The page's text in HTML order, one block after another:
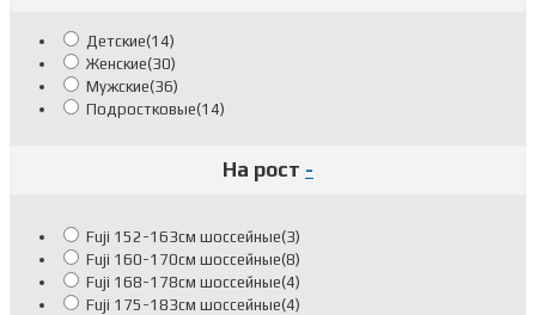
Шоссейные велосипеды
Детские(14)
Женские(30)
Мужские(36)
Подростковые(14)
На рост -
Fuji 152-163см шоссейные(3)
Fuji 160-170см шоссейные(8)
Fuji 168-178см шоссейные(4)
Fuji 175-183см шоссейные(4)